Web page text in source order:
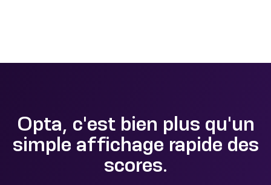
Opta, c'est bien plus qu'un
simple affichage rapide des
scores.